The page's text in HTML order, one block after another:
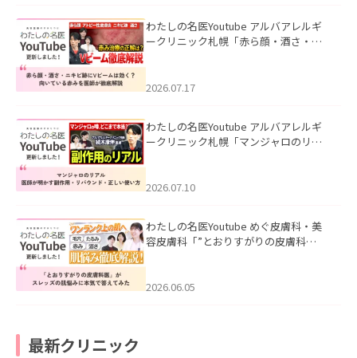
わたしの名医Youtube アルバアレルギ
ークリニック札幌「赤ら顔・酒さ・ニ
した。
2026.07.17
わたしの名医Youtube アルバアレルギ
ークリニック札幌「マンジャロのリア
た。
2026.07.10
わたしの名医Youtube めぐ皮膚科・美
容皮膚科「”とおりすがりの皮膚科
2026.06.05
最新クリニック